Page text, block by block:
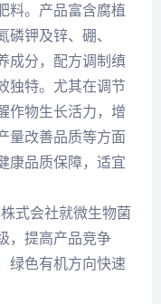
料。产品富含腐植
磷钾及锌、硼、
成分，配方调制缜
独特。尤其在调节
作物生长活力，增
量改善品质等方面
康品质保障，适宜
式会社就微生物菌
，提高产品竞争
绿色有机方向快速